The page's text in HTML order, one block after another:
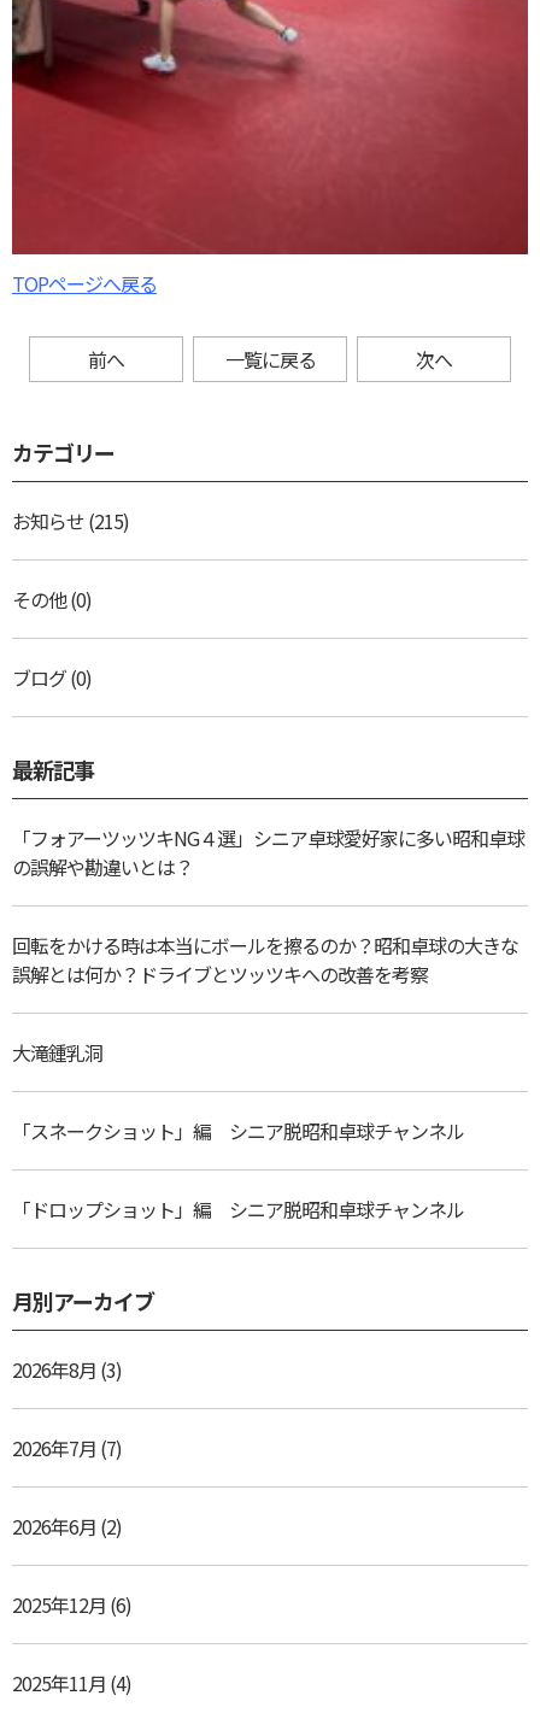
TOPページへ戻る
前へ 一覧に戻る 次へ
カテゴリー
お知らせ(215)
その他(0)
ブログ(0)
最新記事
「フォアーツッツキNG４選」シニア卓球愛好家に多い昭和卓球
の誤解や勘違いとは？
回転をかける時は本当にボールを擦るのか？昭和卓球の大きな
誤解とは何か？ドライブとツッツキへの改善を考察
大滝鍾乳洞
「スネークショット」編 シニア脱昭和卓球チャンネル
「ドロップショット」編 シニア脱昭和卓球チャンネル
月別アーカイブ
2026年8月 (3)
2026年7月 (7)
2026年6月 (2)
2025年12月 (6)
2025年11月 (4)